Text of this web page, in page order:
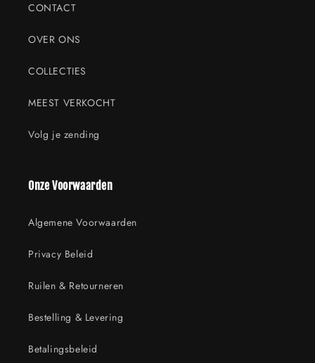
CONTACT
OVER ONS
COLLECTIES
MEEST VERKOCHT
Volg je zending
Onze Voorwaarden
Algemene Voorwaarden
Privacy Beleid
Ruilen & Retourneren
Bestelling & Levering
Betalingsbeleid